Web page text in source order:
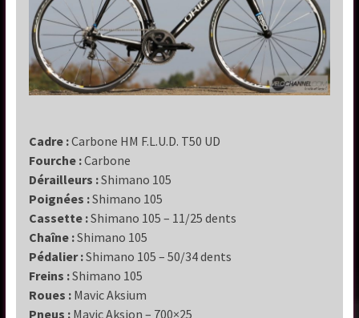
Cadre :Carbone HM F.L.U.D. T50 UD
Fourche :Carbone
Dérailleurs :Shimano 105
Poignées :Shimano 105
Cassette :Shimano 105 – 11/25 dents
Chaîne :Shimano 105
Pédalier :Shimano 105 – 50/34 dents
Freins :Shimano 105
Roues : Mavic Aksium
Pneus : Mavic Aksion – 700×25